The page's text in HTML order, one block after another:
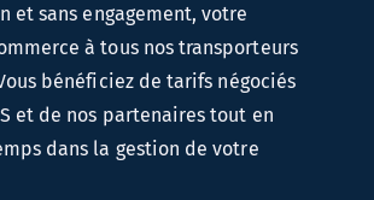
et sans engagement, votre
à tous nos transporteurs
bénéficiez de tarifs négociés
et de nos partenaires tout en
dans la gestion de votre